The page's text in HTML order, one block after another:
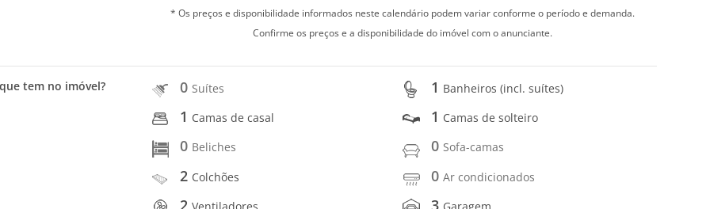
* Os preços e disponibilidade informados neste calendário podem variar conforme o período e demanda.
Confirme os preços e a disponibilidade do imóvel com o anunciante.
tem no imóvel? 0 Suítes 1 Banheiros (incl. suítes)
1 Camas de casal 1 Camas de solteiro
0 Beliches 0 Sofa-camas
2 Colchões 0Ar condicionados
2 3